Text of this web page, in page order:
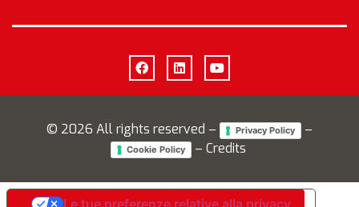
© 2026 All rights reserved – Privacy Policy –
Cookie Policy – Credits